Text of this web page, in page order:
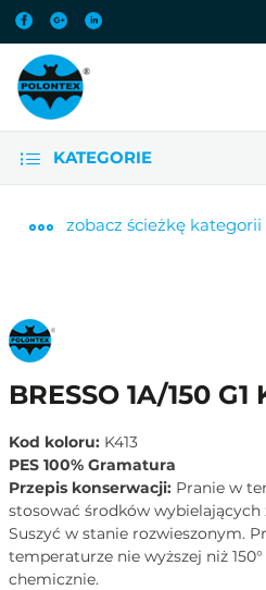
KATEGORIE
zobacz ścieżkę kategorii
BRESSO 1A/150 G1
Kod koloru: K413
PES 100% Gramatura
Przepis konserwacji: Pranie w
stosować środków wybielających
Suszyć w stanie rozwieszonym.
temperaturze nie wyższej niż 150°
chemicznie.